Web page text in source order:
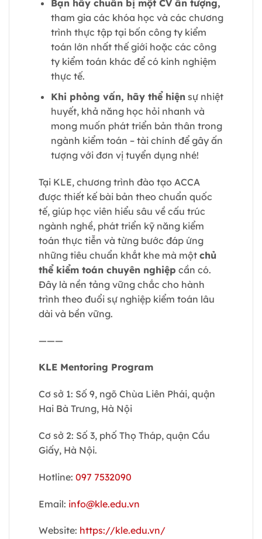
Bạn hãy chuẩn bị một CV ấn tượng,
tham gia các khóa học và các chương
trình thực tập tại bốn công ty kiểm
toán lớn nhất thế giới hoặc các công
ty kiểm toán khác để có kinh nghiệm
thực tế.
Khi phỏng vấn, hãy thể hiệnsự nhiệt
huyết, khả năng học hỏi nhanh và
mong muốn phát triển bản thân trong
ngành kiểm toán – tài chính để gây ấn
tượng với đơn vị tuyển dụng nhé!
Tại KLE, chương trình đào tạo ACCA
được thiết kế bài bản theo chuẩn quốc
tế, giúp học viên hiểu sâu về cấu trúc
ngành nghề, phát triển kỹ năng kiểm
toán thực tiễn và từng bước đáp ứng
những tiêu chuẩn khắt khe mà một chủ
thể kiểm toán chuyên nghiệp cần có.
Đây là nền tảng vững chắc cho hành
trình theo đuổi sự nghiệp kiểm toán lâu
dài và bền vững.
———
KLE Mentoring Program
Cơ sở 1: Số 9, ngõ Chùa Liên Phái, quận
Hai Bà Trưng, Hà Nội
Cơ sở 2: Số 3, phố Thọ Tháp, quận Cầu
Giấy, Hà Nội.
Hotline: 097 7532090
Email: info@kle.edu.vn
Website: https://kle.edu.vn/